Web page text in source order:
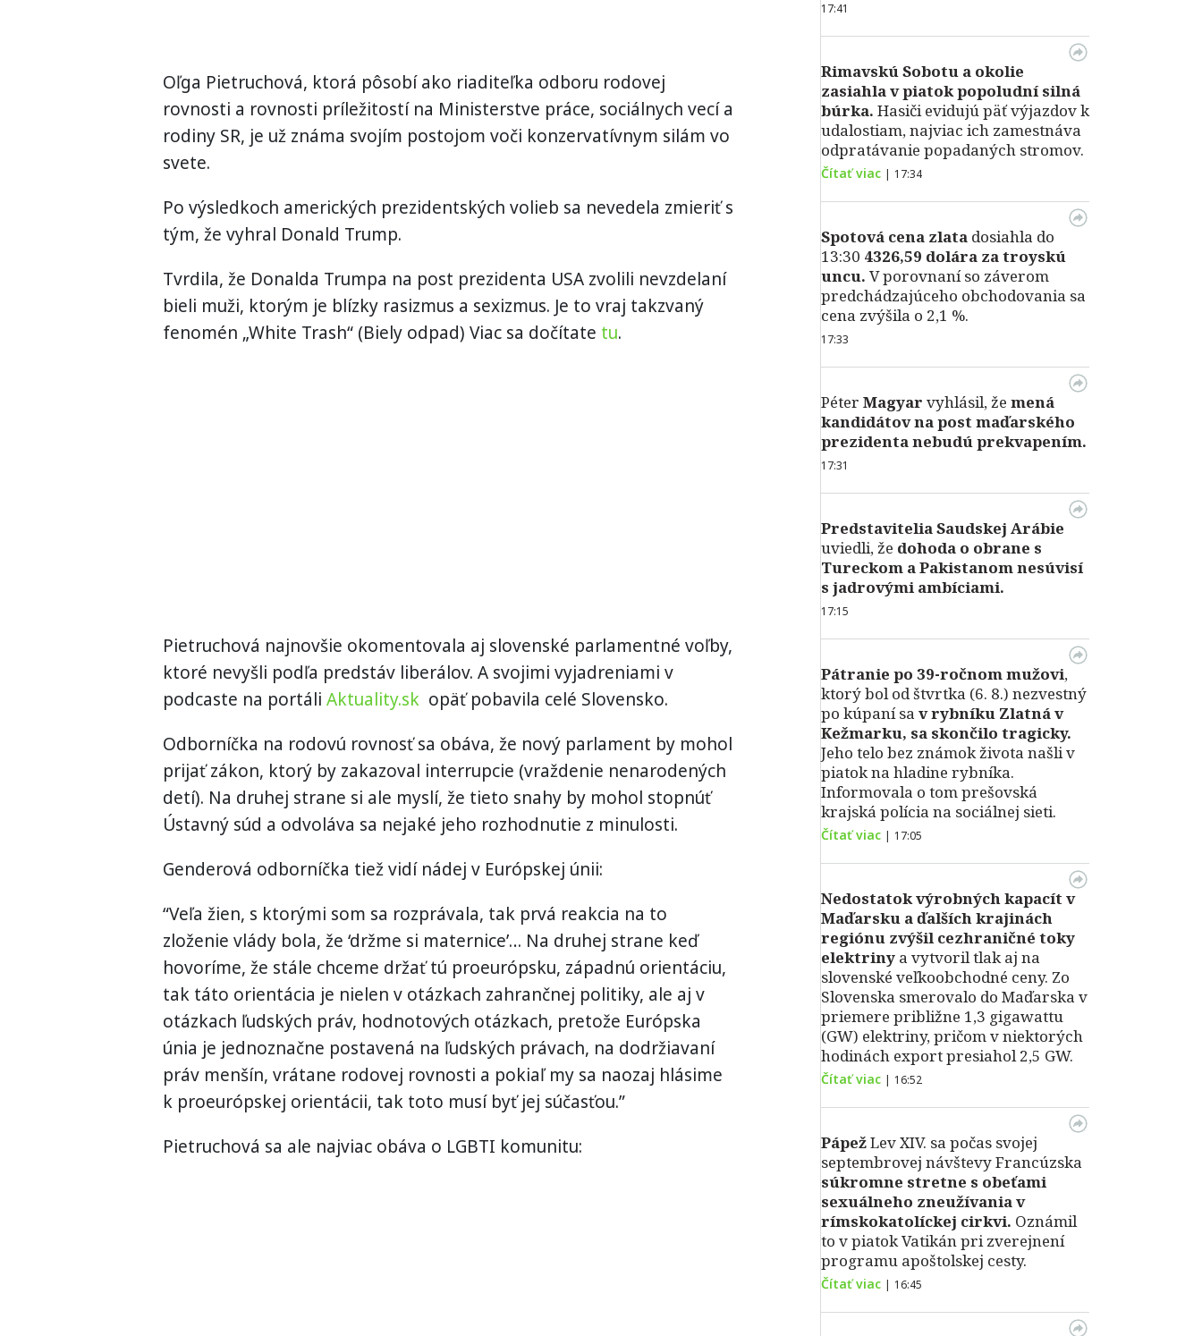
Oľga Pietruchová, ktorá pôsobí ako riaditeľka odboru rodovej
rovnosti a rovnosti príležitostí na Ministerstve práce, sociálnych vecí a
rodiny SR, je už známa svojím postojom voči konzervatívnym silám vo
svete.
Po výsledkoch amerických prezidentských volieb sa nevedela zmieriť s
tým, že vyhral Donald Trump.
Tvrdila, že Donalda Trumpa na post prezidenta USA zvolili nevzdelaní
bieli muži, ktorým je blízky rasizmus a sexizmus. Je to vraj takzvaný
fenomén „White Trash“ (Biely odpad) Viac sa dočítate tu.
Pietruchová najnovšie okomentovala aj slovenské parlamentné voľby,
ktoré nevyšli podľa predstáv liberálov. A svojimi vyjadreniami v
podcaste na portáli Aktuality.sk opäť pobavila celé Slovensko.
Odborníčka na rodovú rovnosť sa obáva, že nový parlament by mohol
prijať zákon, ktorý by zakazoval interrupcie (vraždenie nenarodených
detí). Na druhej strane si ale myslí, že tieto snahy by mohol stopnúť
Ústavný súd a odvoláva sa nejaké jeho rozhodnutie z minulosti.
Genderová odborníčka tiež vidí nádej v Európskej únii:
“Veľa žien, s ktorými som sa rozprávala, tak prvá reakcia na to
zloženie vlády bola, že ‘držme si maternice’… Na druhej strane keď
hovoríme, že stále chceme držať tú proeurópsku, západnú orientáciu,
tak táto orientácia je nielen v otázkach zahrančnej politiky, ale aj v
otázkach ľudských práv, hodnotových otázkach, pretože Európska
únia je jednoznačne postavená na ľudských právach, na dodržiavaní
práv menšín, vrátane rodovej rovnosti a pokiaľ my sa naozaj hlásime
k proeurópskej orientácii, tak toto musí byť jej súčasťou.”
Pietruchová sa ale najviac obáva o LGBTI komunitu:
17:41
Rimavskú Sobotu a okolie
zasiahla v piatok popoludní silná
búrka. Hasiči evidujú päť výjazdov k
udalostiam, najviac ich zamestnáva
odpratávanie popadaných stromov.
Čítať viac | 17:34
Spotová cena zlata dosiahla do
13:30 4326,59 dolára za troyskú
uncu. V porovnaní so záverom
predchádzajúceho obchodovania sa
cena zvýšila o 2,1 %.
17:33
Péter Magyar vyhlásil, že mená
kandidátov na post maďarského
prezidenta nebudú prekvapením.
17:31
Predstavitelia Saudskej Arábie
uviedli, že dohoda o obrane s
Tureckom a Pakistanom nesúvisí
s jadrovými ambíciami.
17:15
Pátranie po 39-ročnom mužovi,
ktorý bol od štvrtka (6. 8.) nezvestný
po kúpaní sa v rybníku Zlatná v
Kežmarku, sa skončilo tragicky.
Jeho telo bez známok života našli v
piatok na hladine rybníka.
Informovala o tom prešovská
krajská polícia na sociálnej sieti.
Čítať viac | 17:05
Nedostatok výrobných kapacít v
Maďarsku a ďalších krajinách
regiónu zvýšil cezhraničné toky
elektriny a vytvoril tlak aj na
slovenské veľkoobchodné ceny. Zo
Slovenska smerovalo do Maďarska v
priemere približne 1,3 gigawattu
(GW) elektriny, pričom v niektorých
hodinách export presiahol 2,5 GW.
Čítať viac | 16:52
PápežLev XIV. sa počas svojej
septembrovej návštevy Francúzska
súkromne stretne s obeťami
sexuálneho zneužívania v
rímskokatolíckej cirkvi. Oznámil
to v piatok Vatikán pri zverejnení
programu apoštolskej cesty.
Čítať viac | 16:45